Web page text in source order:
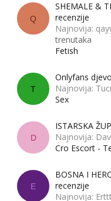
Q
SHEMALE &
recenzije
Najnovija:
trenutaka
Fetish
T
Onlyfans
Najnovija:
Sex
D
ISTARSKA
Najnovija:
Cro Escort -
E
BOSNA I
recenzije
Najnovija: